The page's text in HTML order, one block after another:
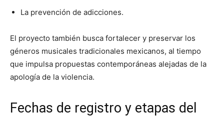
La prevención de adicciones.
El proyecto también busca fortalecer y preservar los
géneros musicales tradicionales mexicanos, al tiempo
que impulsa propuestas contemporáneas alejadas de la
apología de la violencia.
Fechas de registro y etapas del